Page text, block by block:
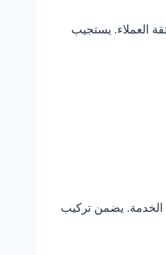
العملاء. يستجيب
الخدمة. يضمن تركيب